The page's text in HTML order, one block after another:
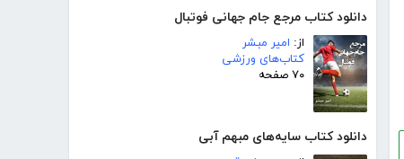
دانلود کتاب مرجع جام جهانی فوتبال
از: امیر مبشر
کتاب‌های ورزشی
۷۰ صفحه
دانلود کتاب سایه‌های مبهم آبی